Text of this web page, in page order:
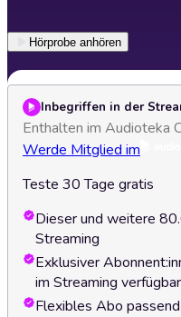
Hörprobe anhören
Inbegriffen in der
Enthalten im Audioteka
Werde Mitglied im
Teste 30 Tage gratis
Dieser und weitere
Streaming
Exklusiver
im Streaming
Flexibles Abo